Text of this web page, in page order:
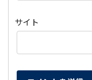
サイト